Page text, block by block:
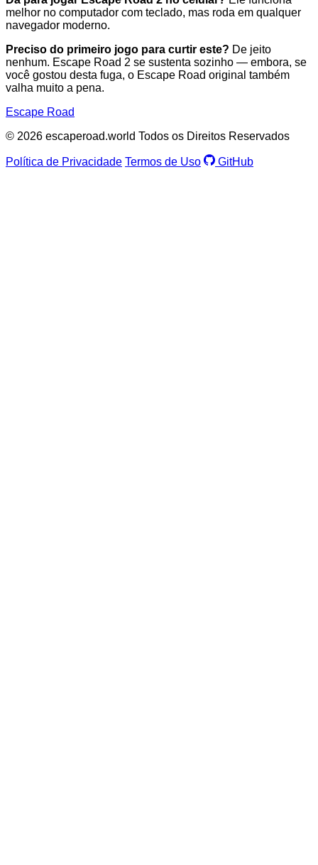
melhor no computador com teclado, mas roda em qualquer
navegador moderno.
Preciso do primeiro jogo para curtir este? De jeito
nenhum. Escape Road 2 se sustenta sozinho — embora, se
você gostou desta fuga, o Escape Road original também
valha muito a pena.
Escape Road
© 2026 escaperoad.world Todos os Direitos Reservados
Política de Privacidade Termos de Uso GitHub